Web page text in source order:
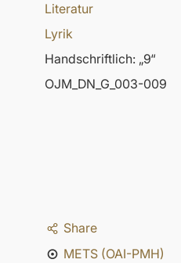
Literatur
Lyrik
Handschriftlich: „9“
OJM_DN_G_003-009
Share
METS (OAI-PMH)